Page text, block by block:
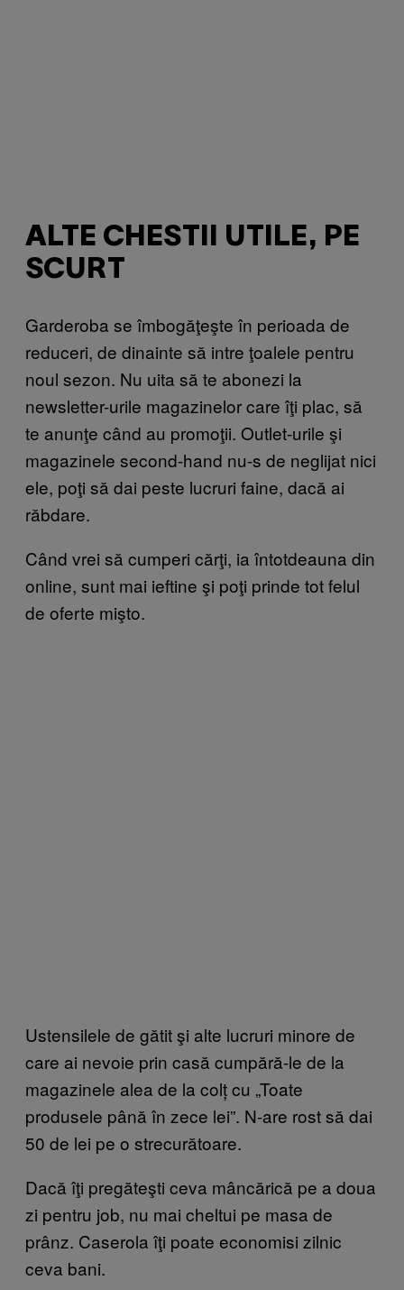
ALTE CHESTII UTILE, PE
SCURT
Garderoba se îmbogăţeşte în perioada de
reduceri, de dinainte să intre ţoalele pentru
noul sezon. Nu uita să te abonezi la
newsletter-urile magazinelor care îţi plac, să
te anunţe când au promoţii. Outlet-urile şi
magazinele second-hand nu-s de neglijat nici
ele, poţi să dai peste lucruri faine, dacă ai
răbdare.
Când vrei să cumperi cărţi, ia întotdeauna din
online, sunt mai ieftine şi poţi prinde tot felul
de oferte mişto.
Ustensilele de gătit şi alte lucruri minore de
care ai nevoie prin casă cumpără-le de la
magazinele alea de la colț cu „Toate
produsele până în zece lei”. N-are rost să dai
50 de lei pe o strecurătoare.
Dacă îţi pregăteşti ceva mâncărică pe a doua
zi pentru job, nu mai cheltui pe masa de
prânz. Caserola îţi poate economisi zilnic
ceva bani.